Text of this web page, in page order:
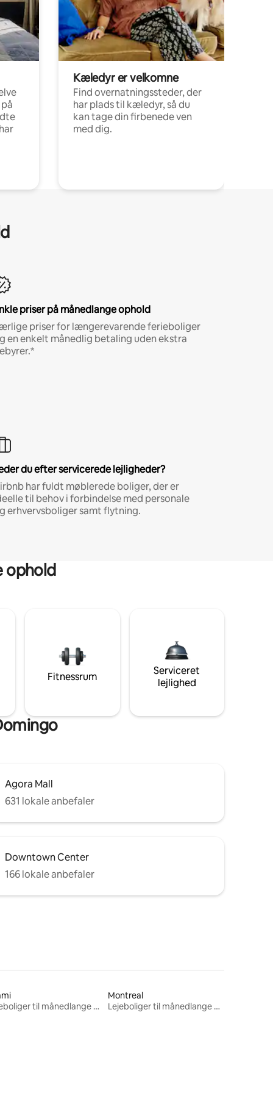
Kæledyr er velkomne
Find overnatningssteder, der
har plads til kæledyr, så du
kan tage din firbenede ven
med dig.
priser på månedlange ophold
priser for længerevarende ferieboliger
en enkelt månedlig betaling uden ekstra
du efter servicerede lejligheder?
har fuldt møblerede boliger, der er
til behov i forbindelse med personale
erhvervsboliger samt flytning.
ophold
Fitnessrum
Serviceret
lejlighed
Agora Mall
631 lokale anbefaler
Downtown Center
166 lokale anbefaler
Lejeboliger til månedlange ophold
Montreal
Lejeboliger til månedlange ophold